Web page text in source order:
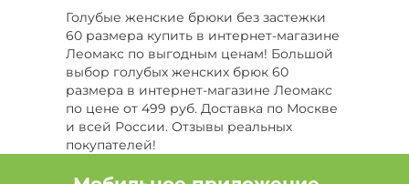
Цвет Голубой, Сезон Все, Тип шорты
Цвет Голубой, Тип шорты
Цвет Голубой, Размер 46
Цвет Черный, Размер 40, Тип шорты
Голубые женские брюки без застежки
60 размера купить в интернет-магазине
Леомакс по выгодным ценам! Большой
выбор голубых женских брюк 60
размера в интернет-магазине Леомакс
по цене от 499 руб. Доставка по Москве
и всей России. Отзывы реальных
покупателей!